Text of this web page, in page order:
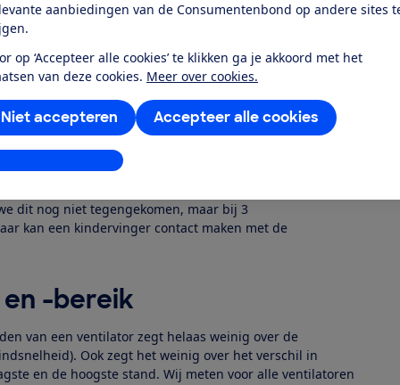
aanbiedingen van de Consumentenbond op andere sites
op ‘Accepteer alle cookies’ te klikken ga je akkoord met het
van deze cookies. Meer over cookies.
Accepteer alle cookies
Niet accepteren
aanpassen
geluid, gebruiksgemak, constructie,
Lees meer over hoe wij
dat een ventilator veilig is. Daarom worden
veiligheidstest komen bestraft met aftrekpunten. Bij
dit nog niet tegengekomen, maar bij 3
kan een kindervinger contact maken met de
-bereik
van een ventilator zegt helaas weinig over de
Ook zegt het weinig over het verschil in
en de hoogste stand. Wij meten voor alle ventilatoren